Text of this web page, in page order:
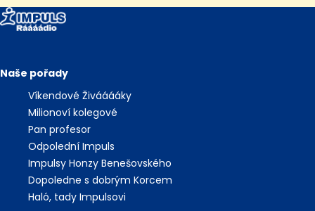
Naše pořady
Víkendové Živááááky
Milionoví kolegové
Pan profesor
Odpolední Impuls
Impulsy Honzy Benešovského
Dopoledne s dobrým Korcem
Haló, tady Impulsovi